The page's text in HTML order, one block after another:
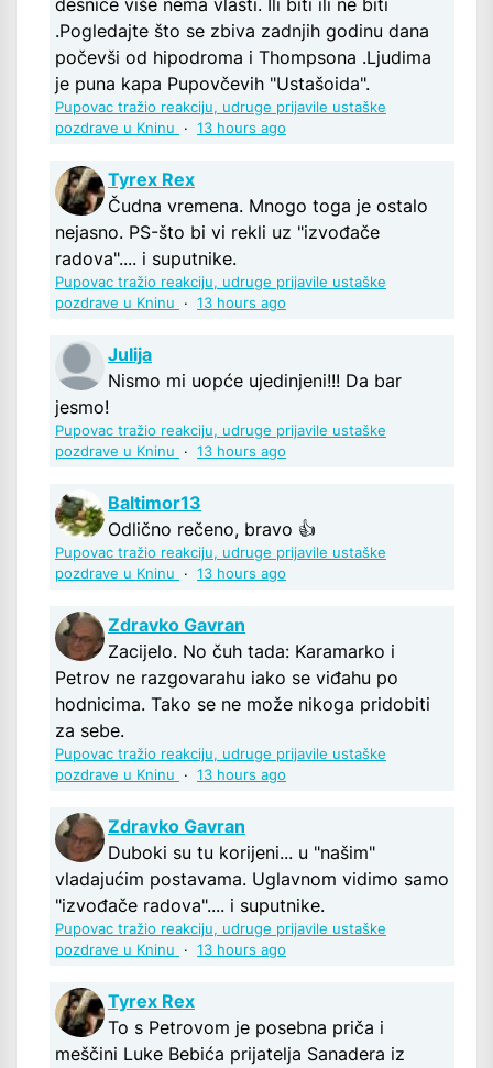
desnice više nema vlasti. Ili biti ili ne biti
.Pogledajte što se zbiva zadnjih godinu dana
počevši od hipodroma i Thompsona .Ljudima
je puna kapa Pupovčevih "Ustašoida".
Pupovac tražio reakciju, udruge prijavile ustaške
pozdrave u Kninu
· 13 hours ago
Tyrex Rex
Čudna vremena. Mnogo toga je ostalo
nejasno. PS-što bi vi rekli uz "izvođače
radova".... i suputnike.
Pupovac tražio reakciju, udruge prijavile ustaške
pozdrave u Kninu
· 13 hours ago
Julija
Nismo mi uopće ujedinjeni!!! Da bar
jesmo!
Pupovac tražio reakciju, udruge prijavile ustaške
pozdrave u Kninu
· 13 hours ago
Baltimor13
Odlično rečeno, bravo 👍
Pupovac tražio reakciju, udruge prijavile ustaške
pozdrave u Kninu
· 13 hours ago
Zdravko Gavran
Zacijelo. No čuh tada: Karamarko i
Petrov ne razgovarahu iako se viđahu po
hodnicima. Tako se ne može nikoga pridobiti
za sebe.
Pupovac tražio reakciju, udruge prijavile ustaške
pozdrave u Kninu
· 13 hours ago
Zdravko Gavran
Duboki su tu korijeni... u "našim"
vladajućim postavama. Uglavnom vidimo samo
"izvođače radova".... i suputnike.
Pupovac tražio reakciju, udruge prijavile ustaške
pozdrave u Kninu
· 13 hours ago
Tyrex Rex
To s Petrovom je posebna priča i
meščini Luke Bebića prijatelja Sanadera iz